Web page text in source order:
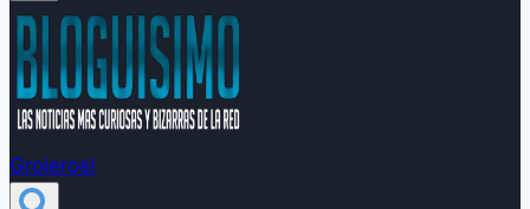
Groleros!